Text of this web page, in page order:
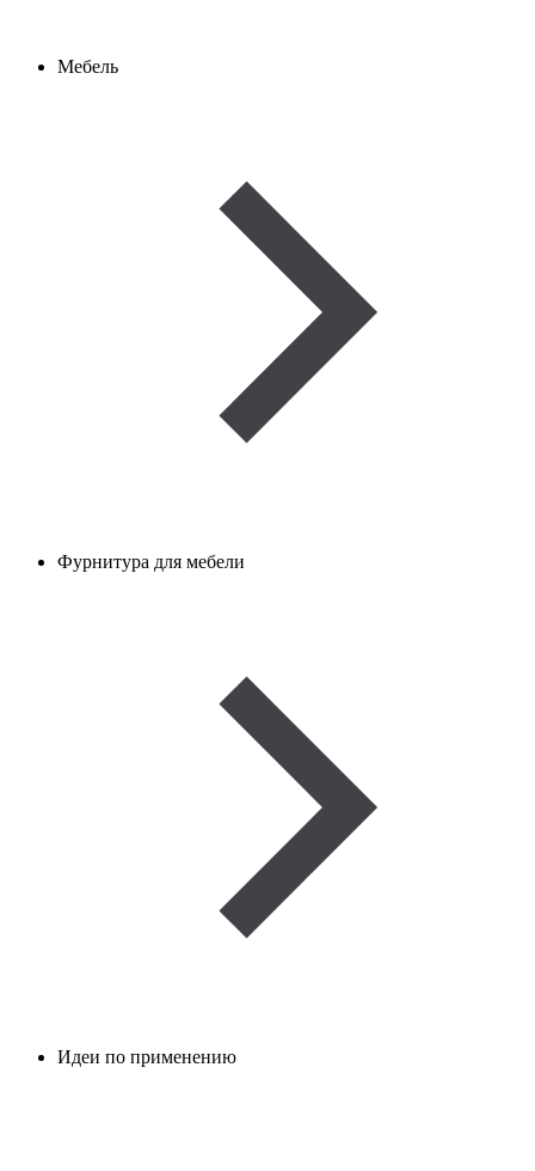
Мебель
Фурнитура для мебели
Идеи по применению